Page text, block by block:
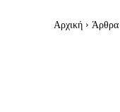
Αρχική Άρθρα